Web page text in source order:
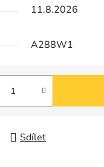
11.8.2026
A288W1
Sdílet